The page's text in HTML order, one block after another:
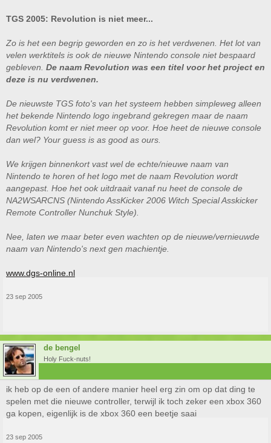
TGS 2005: Revolution is niet meer...
Zo is het een begrip geworden en zo is het verdwenen. Het lot van
velen werktitels is ook de nieuwe Nintendo console niet bespaard
gebleven. De naam Revolution was een titel voor het project en
deze is nu verdwenen.
De nieuwste TGS foto's van het systeem hebben simpleweg alleen
het bekende Nintendo logo ingebrand gekregen maar de naam
Revolution komt er niet meer op voor. Hoe heet de nieuwe console
dan wel? Your guess is as good as ours.
We krijgen binnenkort vast wel de echte/nieuwe naam van
Nintendo te horen of het logo met de naam Revolution wordt
aangepast. Hoe het ook uitdraait vanaf nu heet de console de
NA2WSARCNS (Nintendo AssKicker 2006 Witch Special Asskicker
Remote Controller Nunchuk Style).
Nee, laten we maar beter even wachten op de nieuwe/vernieuwde
naam van Nintendo's next gen machientje.
www.dgs-online.nl
23 sep 2005
de bengel
Holy Fuck-nuts!
ik heb op de een of andere manier heel erg zin om op dat ding te
spelen met die nieuwe controller, terwijl ik toch zeker een xbox 360
ga kopen, eigenlijk is de xbox 360 een beetje saai
23 sep 2005